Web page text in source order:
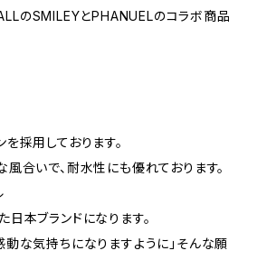
のSMILEYとPHANUELのコラボ商品
採用しております。
合いで、耐水性にも優れております。
本ブランドになります。
動な気持ちになりますように」そんな願